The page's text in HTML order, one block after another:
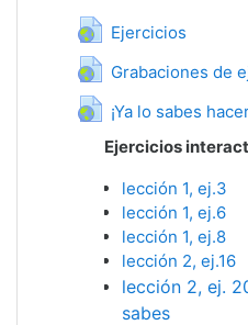
EjerciciosГиперссылка
Grabaciones de
¡Ya lo sabes
Ejercicios
lección 1, ej.3
lección 1, ej.6
lección 1, ej.8
lección 2, ej.16
lección 2, ej.
sabes